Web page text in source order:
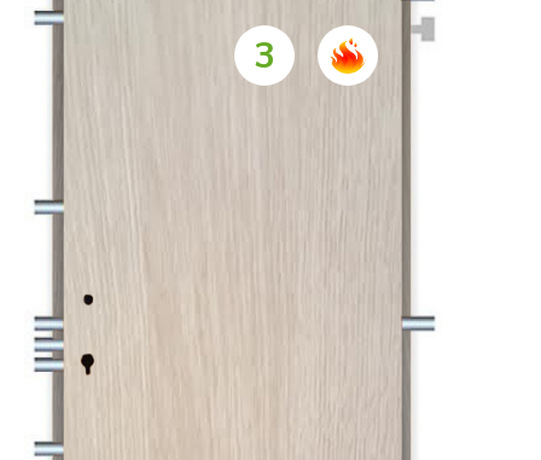
3